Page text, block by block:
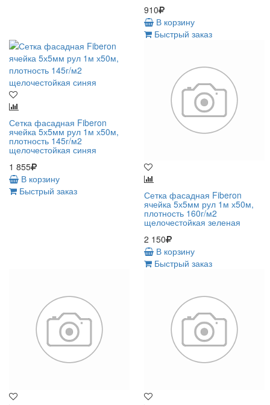
910
В корзину
Быстрый заказ
Сетка фасадная Fiberon
ячейка 5х5мм рул 1м х50м,
плотность 145г/м2
щелочестойкая синяя
1 855
В корзину
Быстрый заказ
Сетка фасадная Fiberon
ячейка 5х5мм рул 1м х50м,
плотность 160г/м2
щелочестойкая зеленая
2 150
В корзину
Быстрый заказ